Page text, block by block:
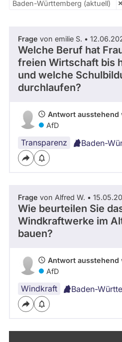
vergangenen
werden
nicht
berücksichtigt.
Zeitraum
Thema
- Alle -
Antwort Status
- Alle -
Baden-Württemberg (aktuell)
Frage von emilie S. •
Welche Beruf hat
freien Wirtschaft bis
und welche
durchlaufen?
Antwort ausstehend
AfD
Transparenz Baden-
Frage von Alfred W. •
Wie beurteilen Sie
Windkraftwerke im
bauen?
Antwort ausstehend
AfD
Windkraft Baden-